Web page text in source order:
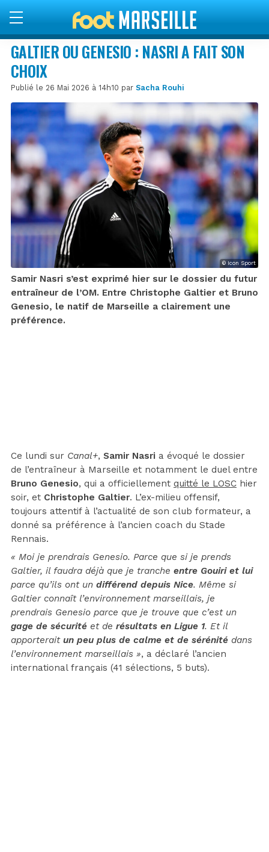
GALTIER OU GENESIO : NASRI A FAIT SON
CHOIX
Publié le 26 Mai 2026 à 14h10 par Sacha Rouhi
© Icon Sport
Samir Nasri s’est exprimé hier sur le dossier du futur
entraîneur de l’OM. Entre Christophe Galtier et Bruno
Genesio, le natif de Marseille a clairement une
préférence.
Ce lundi sur Canal+, Samir Nasri a évoqué le dossier
de l’entraîneur à Marseille et notamment le duel entre
Bruno Genesio, qui a officiellement quitté le LOSC hier
soir, et Christophe Galtier. L’ex-milieu offensif,
toujours attentif à l’actualité de son club formateur, a
donné sa préférence à l’ancien coach du Stade
Rennais.
« Moi je prendrais Genesio. Parce que si je prends
Galtier, il faudra déjà que je tranche entre Gouiri et lui
parce qu’ils ont un différend depuis Nice. Même si
Galtier connaît l’environnement marseillais, je
prendrais Genesio parce que je trouve que c’est un
gage de sécurité et de résultats en Ligue 1. Et il
apporterait un peu plus de calme et de sérénité dans
l’environnement marseillais », a déclaré l’ancien
international français (41 sélections, 5 buts).